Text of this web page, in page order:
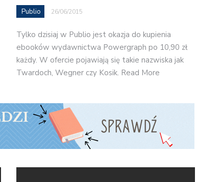
Publio 26/06/2015
Tylko dzisiaj w Publio jest okazja do kupienia
ebooków wydawnictwa Powergraph po 10,90 zł
każdy. W ofercie pojawiają się takie nazwiska jak
Twardoch, Wegner czy Kosik. Read More